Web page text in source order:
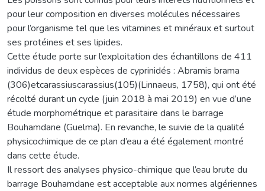
pour leur composition en diverses molécules nécessaires
pour l’organisme tel que les vitamines et minéraux et surtout
ses protéines et ses lipides.
Cette étude porte sur l’exploitation des échantillons de 411
individus de deux espèces de cyprinidés : Abramis brama
(306)etcarassiuscarassius(105)(Linnaeus, 1758), qui ont été
récolté durant un cycle (juin 2018 à mai 2019) en vue d’une
étude morphométrique et parasitaire dans le barrage
Bouhamdane (Guelma). En revanche, le suivie de la qualité
physicochimique de ce plan d’eau a été également montré
dans cette étude.
Il ressort des analyses physico-chimique que l’eau brute du
barrage Bouhamdane est acceptable aux normes algériennes